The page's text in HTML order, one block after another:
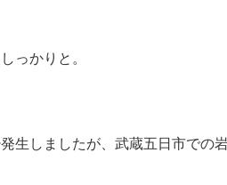
っかりと。
生しましたが、武蔵五日市での